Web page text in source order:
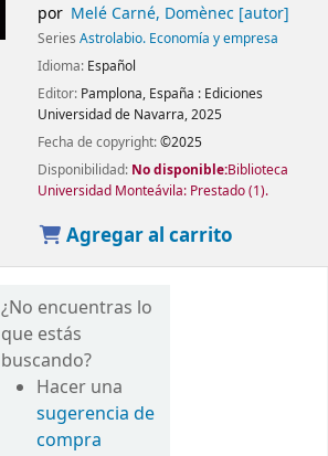
por Melé Carné, Domènec[autor]
Series Astrolabio. Economía y empresa
Idioma: Español
Editor: Pamplona, España : Ediciones
Universidad de Navarra,2025
Fecha de copyright:©2025
Disponibilidad: No disponible:Biblioteca
Universidad Monteávila: Prestado(1).
Agregar al carrito
¿No encuentras lo
que estás
buscando?
Hacer una
sugerencia de
compra